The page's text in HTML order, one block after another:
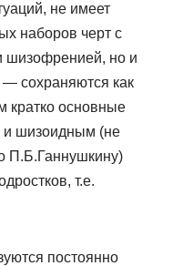
не имеет
наборов черт с
шизофренией, но и
сохраняются как
кратко основные
и шизоидным (не
П.Б.Ганнушкину)
т.е.
постоянно